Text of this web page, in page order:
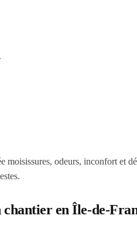
moisissures, odeurs, inconfort et
chantier en Île-de-